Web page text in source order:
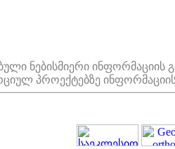
ნებისმიერი
პროექტებზე